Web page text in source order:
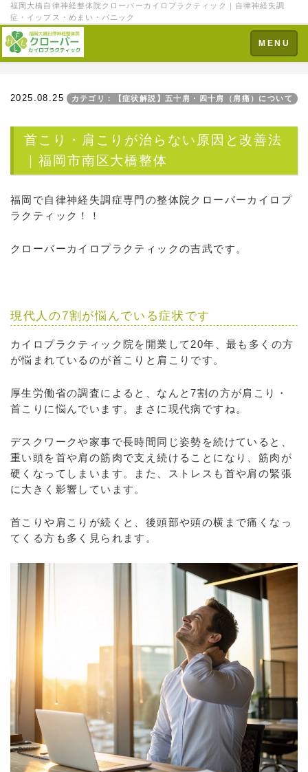
福岡大橋自律神経整体院クローバーカイロプラクティック｜自律神経失調
症・イップス・めまい・パニック
Toggle
navigation
MENU
2025.08.25 カテゴリ：【症状解説】五十肩・四十肩（肩痛）について
首こり・肩こりが治らない原因と改善法
｜福岡市南区大橋整体
福岡で自律神経失調症専門の整体院クローバーカイロプ
ラクティック！！
クローバーカイロプラクティックの吉武です。
現代人の7割が悩んでいる症状です
カイロプラクティック院を開業して20年、最も多くの方
が悩まれているのが首こりと肩こりです。
厚生労働省の調査によると、なんと7割の方が肩こり・
首こりに悩んでいます。まさに現代病ですね。
デスクワークや家事で長時間同じ姿勢を続けていると、
重い頭を首や肩の筋肉で支え続けることになり、筋肉が
硬くなってしまいます。また、ストレスも首や肩の緊張
に大きく影響しています。
首こりや肩こりが続くと、後頭部や頭の横まで痛くなっ
てくる方も多く見られます。